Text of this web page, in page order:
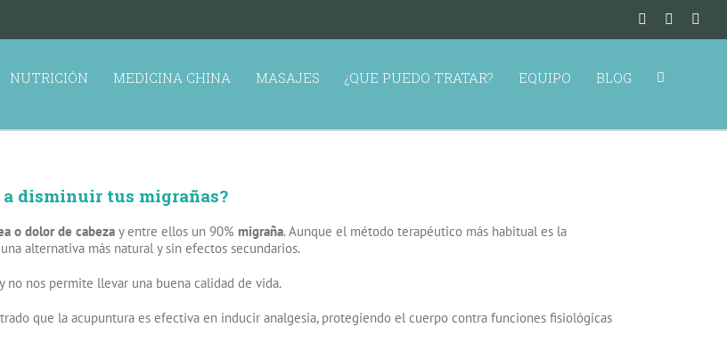
NUTRICIÓN MEDICINA CHINA MASAJES ¿QUE PUEDO TRATAR? EQUIPO BLOG
a disminuir tus migrañas?
o dolor de cabeza y entre ellos un 90% migraña. Aunque el método terapéutico más habitual es la
alternativa más natural y sin efectos secundarios.
no nos permite llevar una buena calidad de vida.
que la acupuntura es efectiva en inducir analgesia, protegiendo el cuerpo contra funciones fisiológicas